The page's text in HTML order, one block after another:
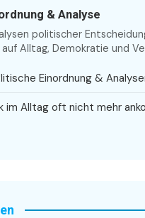
& Analyse
politischer
auf Alltag, Demokratie und
Einordnung &
im Alltag oft nicht mehr